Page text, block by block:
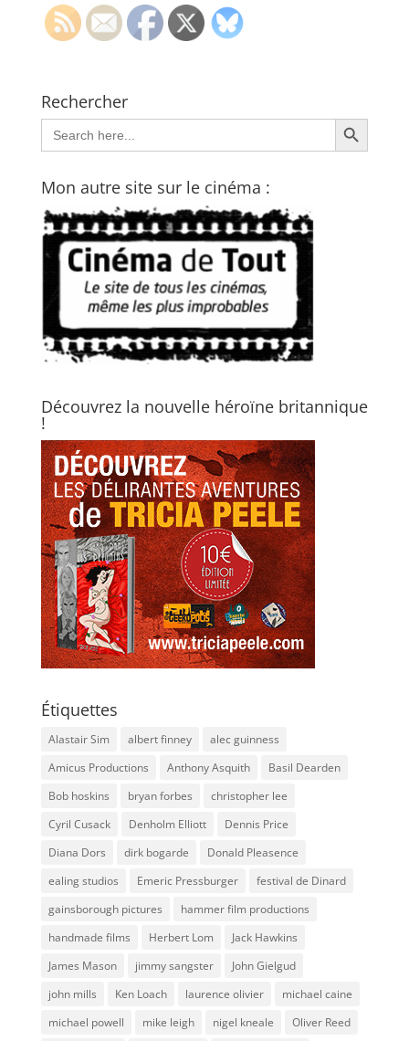
Rechercher
Search
for:
Search Button
Mon autre site sur le cinéma :
Découvrez la nouvelle héroïne britannique
!
Étiquettes
Alastair Sim albert finney
alec guinness
Amicus Productions
Anthony Asquith
Basil Dearden
Bob hoskins
bryan forbes
christopher lee
Cyril Cusack
Denholm Elliott
Dennis Price
Diana Dors
dirk bogarde
Donald Pleasence
ealing studios
Emeric Pressburger
festival de Dinard
gainsborough pictures
hammer film productions
handmade films
Herbert Lom
Jack Hawkins
James Mason
jimmy sangster
John Gielgud
john mills
Ken Loach laurence olivier
michael caine
michael powell
mike leigh nigel kneale
Oliver Reed